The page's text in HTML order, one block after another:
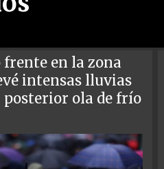
en la zona
intensas lluvias
posterior ola de frío